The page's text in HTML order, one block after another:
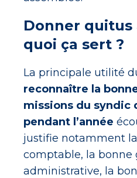
Donner quitus
quoi ça sert ?
La principale utilité
reconnaître la
missions du syndic
pendant l’année
justifie notamment
comptable, la bonne
administrative, la